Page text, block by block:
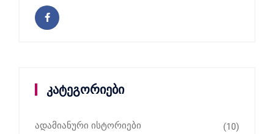
კატეგორიები
ადამიანური ისტორიები (10)